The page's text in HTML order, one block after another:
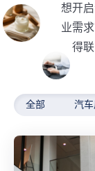
想开
业需
得
全部 汽